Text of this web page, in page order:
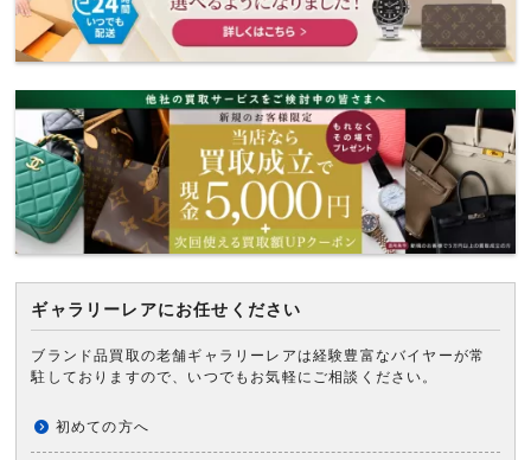
ギャラリーレアにお任せください
ブランド品買取の老舗ギャラリーレアは経験豊富なバイヤーが常
駐しておりますので、いつでもお気軽にご相談ください。
初めての方へ